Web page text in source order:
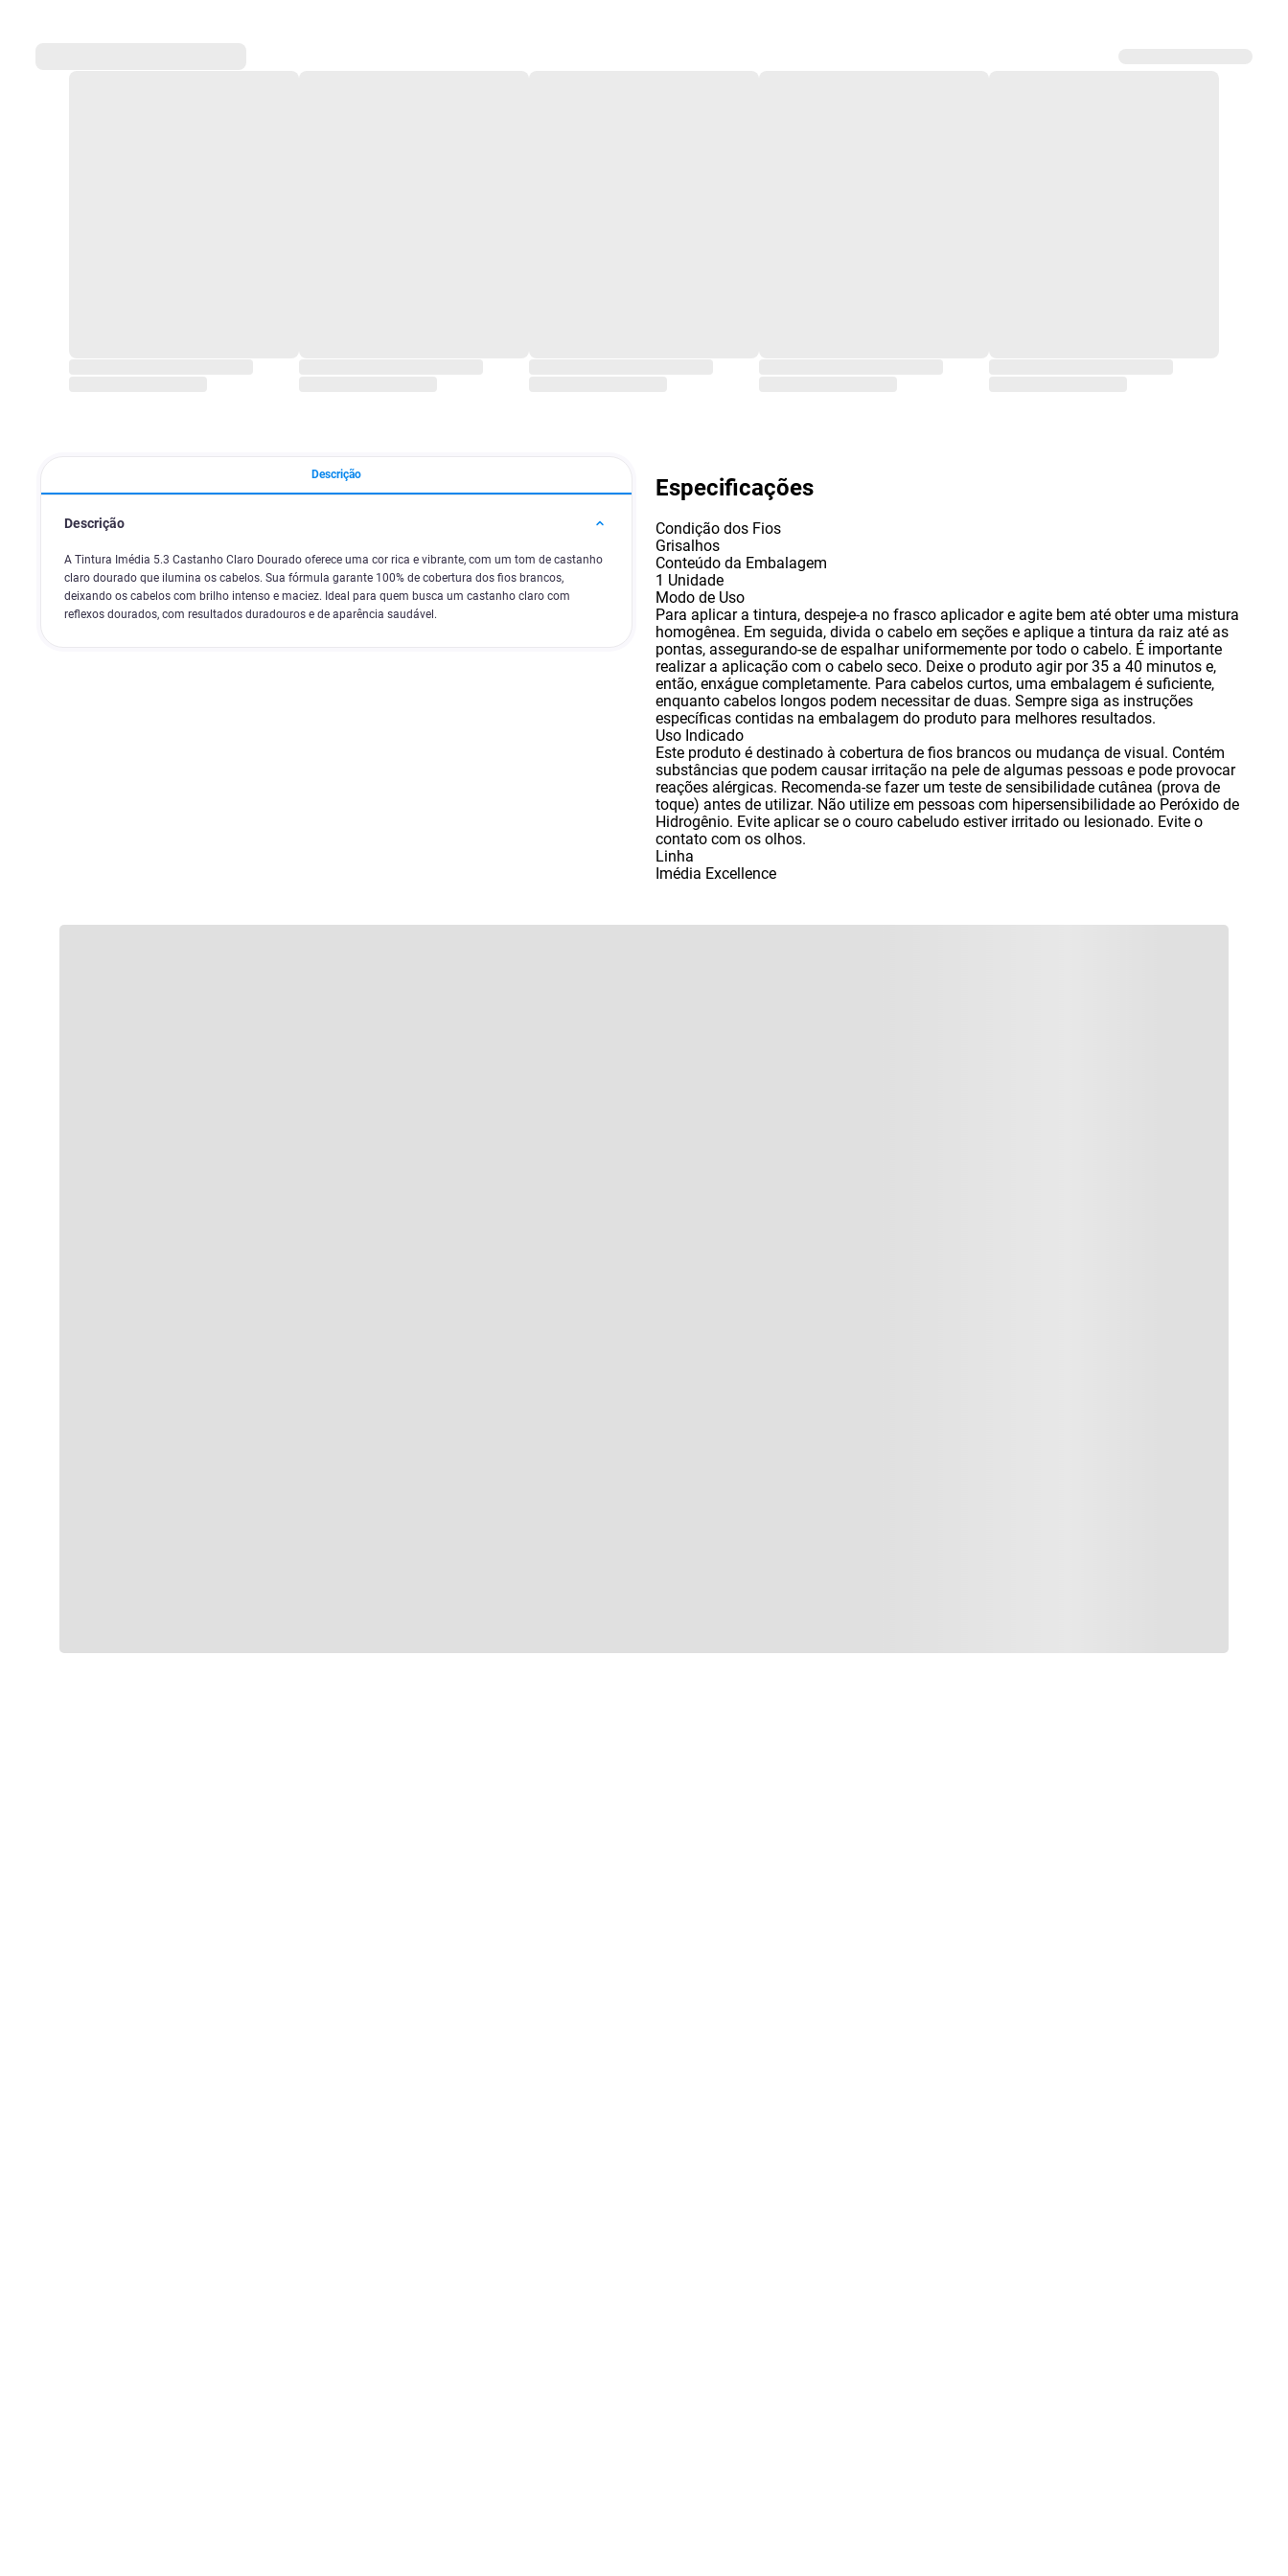
Descrição
Descrição
A Tintura Imédia 5.3 Castanho Claro Dourado oferece uma cor rica e vibrante, com um tom de castanho
claro dourado que ilumina os cabelos. Sua fórmula garante 100% de cobertura dos fios brancos,
deixando os cabelos com brilho intenso e maciez. Ideal para quem busca um castanho claro com
reflexos dourados, com resultados duradouros e de aparência saudável.
Especificações
Condição dos Fios
Grisalhos
Conteúdo da Embalagem
1 Unidade
Modo de Uso
Para aplicar a tintura, despeje-a no frasco aplicador e agite bem até obter uma mistura
homogênea. Em seguida, divida o cabelo em seções e aplique a tintura da raiz até as
pontas, assegurando-se de espalhar uniformemente por todo o cabelo. É importante
realizar a aplicação com o cabelo seco. Deixe o produto agir por 35 a 40 minutos e,
então, enxágue completamente. Para cabelos curtos, uma embalagem é suficiente,
enquanto cabelos longos podem necessitar de duas. Sempre siga as instruções
específicas contidas na embalagem do produto para melhores resultados.
Uso Indicado
Este produto é destinado à cobertura de fios brancos ou mudança de visual. Contém
substâncias que podem causar irritação na pele de algumas pessoas e pode provocar
reações alérgicas. Recomenda-se fazer um teste de sensibilidade cutânea (prova de
toque) antes de utilizar. Não utilize em pessoas com hipersensibilidade ao Peróxido de
Hidrogênio. Evite aplicar se o couro cabeludo estiver irritado ou lesionado. Evite o
contato com os olhos.
Linha
Imédia Excellence